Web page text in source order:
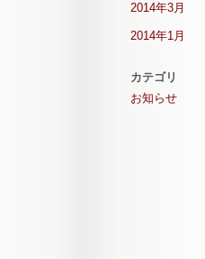
2014年3月
2014年1月
カテゴリ
お知らせ